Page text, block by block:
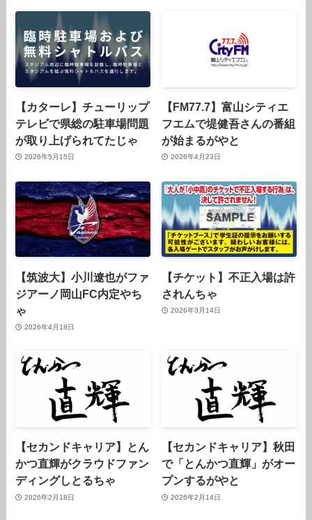
【カターレ】チューリップ
テレビで県総の駐車場問題
が取り上げられてたじゃ
2026年5月15日
【FM77.7】富山シティエ
フエムで堤健吾さんの番組
が始まるがやと
2026年4月23日
【筑波大】小川遼也がファ
ジアーノ岡山FC内定やち
ゃ
2026年4月18日
【チケット】不正入場は許
されんちゃ
2026年3月14日
【セカンドキャリア】とん
かつ直輝がクラウドファン
ディングしとるちゃ
2026年2月18日
【セカンドキャリア】秋田
で「とんかつ直輝」がオー
プンするがやと
2026年2月14日